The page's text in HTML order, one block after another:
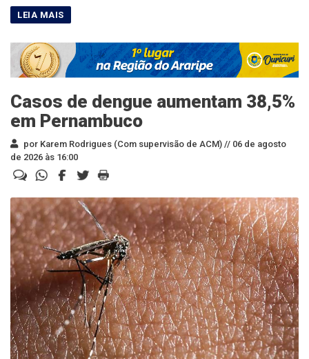
Casos de dengue aumentam 38,5%
em Pernambuco
por Karem Rodrigues (Com supervisão de ACM) // 06 de agosto
de 2026 às 16:00